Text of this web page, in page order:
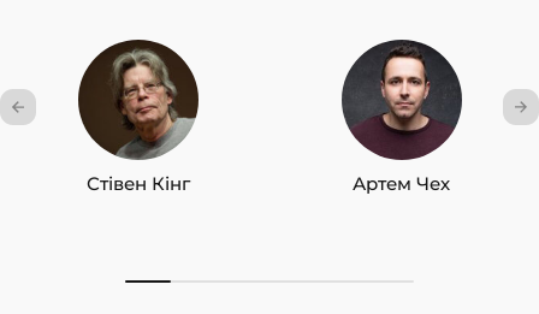
Стівен Кінг Артем Чех